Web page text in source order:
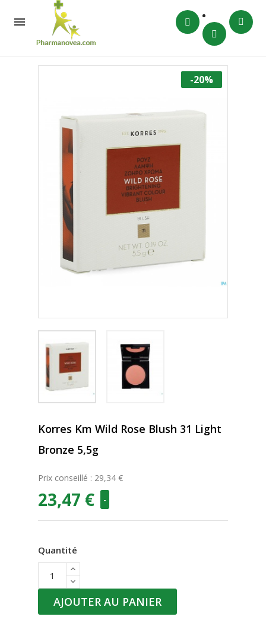

-20%
Korres Km Wild Rose Blush 31 Light
Bronze 5,5g
Prix conseillé : 29,34 €
23,47 € -
Quantité
AJOUTER AU PANIER